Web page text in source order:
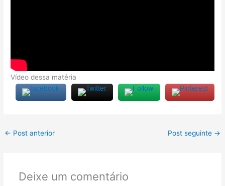
Vídeo dessa matéria
← Post anterior Post seguinte →
Deixe um comentário